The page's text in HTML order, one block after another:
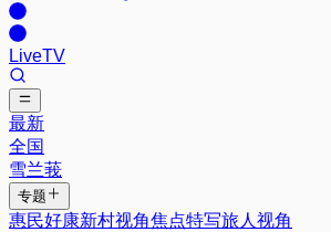
LiveTV
最新
全国
雪兰莪
专题
惠民好康新村视角焦点特写旅人视角